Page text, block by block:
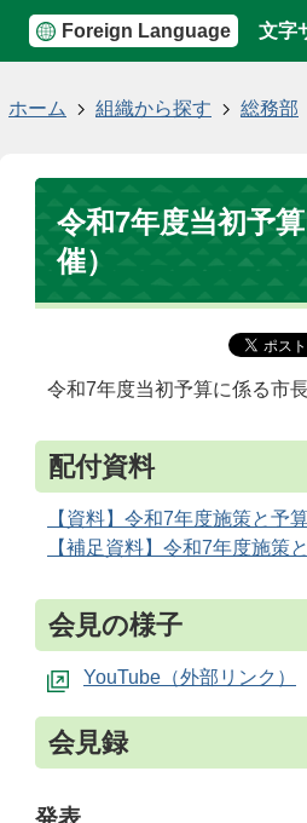
Foreign Language 文字
ホーム 組織から探す 総務部
令和7年度当初予
催）
令和7年度当初予算に係る市
配付資料
【資料】令和7年度施策と予
【補足資料】令和7年度施策
会見の様子
YouTube
会見録
発表